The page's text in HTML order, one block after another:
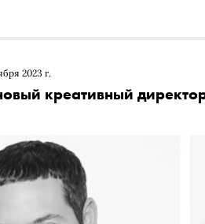
2023 г.
креативный